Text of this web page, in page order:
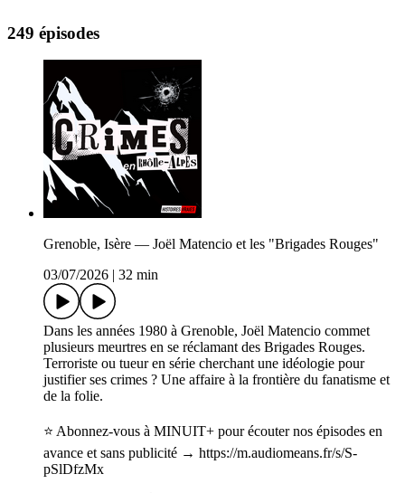
249 épisodes
Grenoble, Isère — Joël Matencio et les "Brigades Rouges"
03/07/2026
32 min
Dans les années 1980 à Grenoble, Joël Matencio commet
plusieurs meurtres en se réclamant des Brigades Rouges.
Terroriste ou tueur en série cherchant une idéologie pour
justifier ses crimes ? Une affaire à la frontière du fanatisme et
de la folie.
⭐️ Abonnez-vous à MINUIT+ pour écouter nos épisodes en
avance et sans publicité → https://m.audiomeans.fr/s/S-
pSlDfzMx